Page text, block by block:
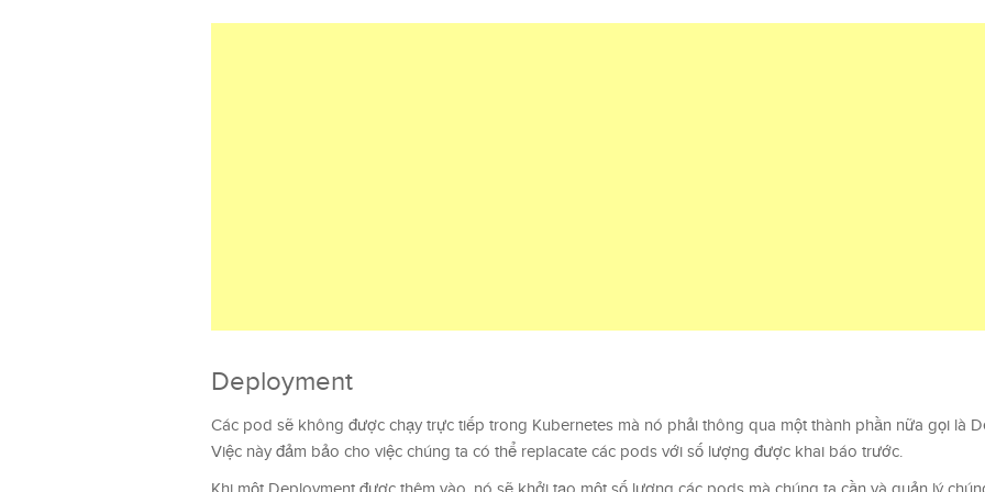
Deployment
Các pod sẽ không được chạy trực tiếp trong Kubernetes mà nó phải thông qua một thành phần nữa gọi là
Việc này đảm bảo cho việc chúng ta có thể replacate các pods với số lượng được khai báo trước.